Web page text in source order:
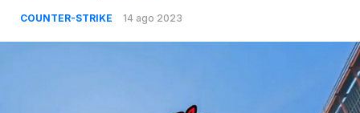
COUNTER-STRIKE 14 ago 2023